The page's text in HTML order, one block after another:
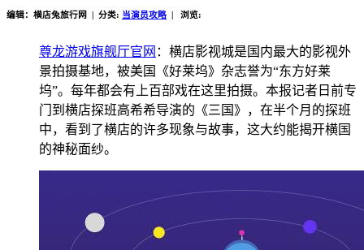
编辑：横店兔旅行网 | 分类: 当演员攻略 | 浏览:
尊龙游戏旗舰厅官网 ：横店影视城是国内最大的影视外
景拍摄基地，被美国《好莱坞》杂志誉为“东方好莱
坞”。每年都会有上百部戏在这里拍摄。本报记者日前专
门到横店探班高希希导演的《三国》，在半个月的探班
中，看到了横店的许多现象与故事，这大约能揭开横国
的神秘面纱。